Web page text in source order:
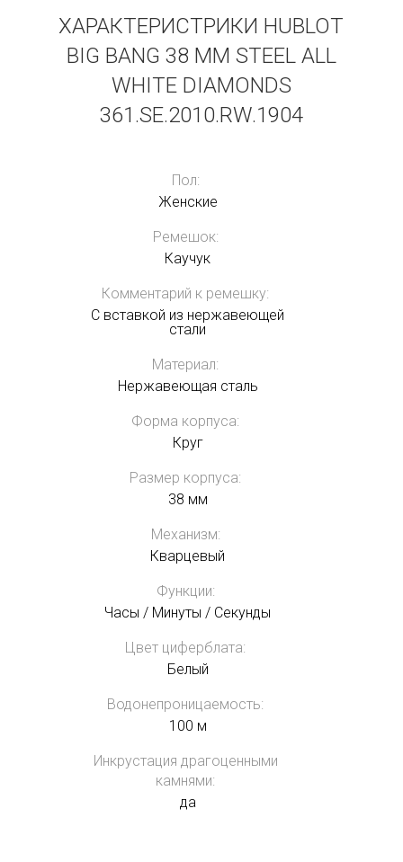
ХАРАКТЕРИСТРИКИ HUBLOT
BIG BANG 38 MM STEEL ALL
WHITE DIAMONDS
361.SE.2010.RW.1904
Пол:
Женские
Ремешок:
Каучук
Комментарий к ремешку:
С вставкой из нержавеющей
стали
Материал:
Нержавеющая сталь
Форма корпуса:
Круг
Размер корпуса:
38 мм
Механизм:
Кварцевый
Функции:
Часы / Минуты / Секунды
Цвет циферблата:
Белый
Водонепроницаемость:
100 м
Инкрустация драгоценными
камнями:
да